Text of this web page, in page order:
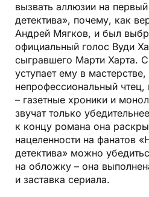
вызвать аллюзии на
детектива», почему, как
Андрей Мягков, и был
официальный голос Вуди
сыгравшего Марти Харта.
уступает ему в мастерстве,
непрофессиональный чтец,
– газетные хроники и
звучат только
к концу романа она
нацеленности на фанатов
детектива» можно
на обложку – она
и заставка сериала.